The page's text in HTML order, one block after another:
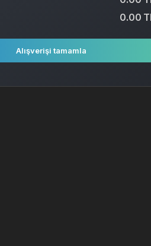
0.00
Alışverişi tamamla